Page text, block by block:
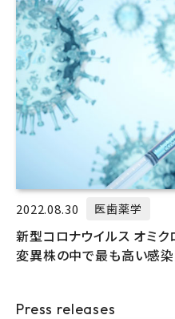
2022.08.30 医歯薬学
新型コロナウイルス オミ
変異株の中で最も高い感
Press releases